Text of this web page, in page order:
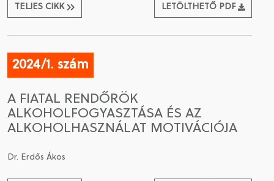
TELJES CIKK LETÖLTHETŐ PDF
2024/1. szám
A FIATAL RENDŐRÖK
ALKOHOLFOGYASZTÁSA ÉS AZ
ALKOHOLHASZNÁLAT MOTIVÁCIÓJA
Dr. Erdős Ákos